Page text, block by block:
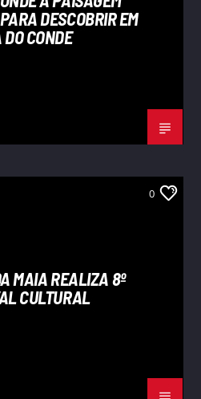
DESCOBRIR EM
CONDE
0
MAIA REALIZA 8º
CULTURAL